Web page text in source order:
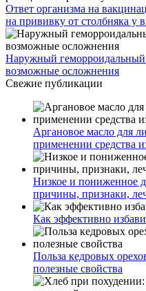
Ответ организма на
на прививку от столбняка у
Наружный геморроидальный
возможные осложнения
Свежие публикации
Аргановое масло для
применении средства
Низкое и пониженное
причины, признаки,
Как эффективно
Польза кедровых
полезные свойства